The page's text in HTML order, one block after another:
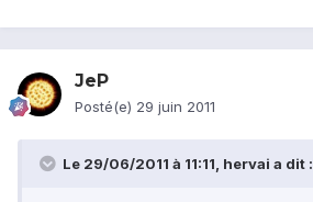
JeP
Posté(e) 29 juin 2011
Le 29/06/2011 à 11:11, hervai a dit :